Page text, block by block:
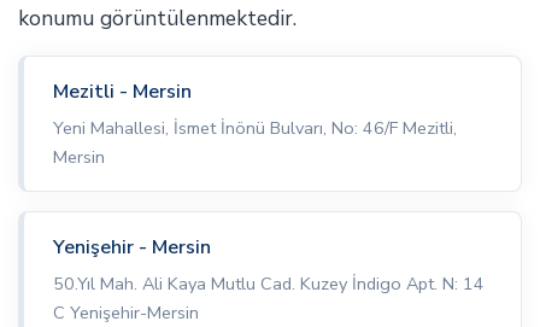
konumu görüntülenmektedir.
Mezitli - Mersin
Yeni Mahallesi, İsmet İnönü Bulvarı, No: 46/F Mezitli,
Mersin
Yenişehir - Mersin
50.Yıl Mah. Ali Kaya Mutlu Cad. Kuzey İndigo Apt. N: 14
C Yenişehir-Mersin